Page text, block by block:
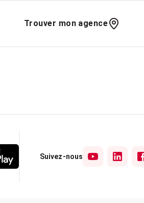
Trouver mon agence
Suivez-nous